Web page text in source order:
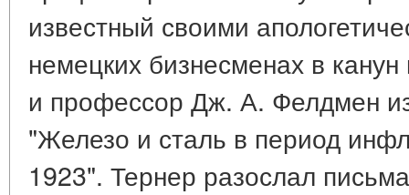
известный своими
немецких бизнесменах в
и профессор Дж. А. Фелдмен
"Железо и сталь в период
1923". Тернер разослал